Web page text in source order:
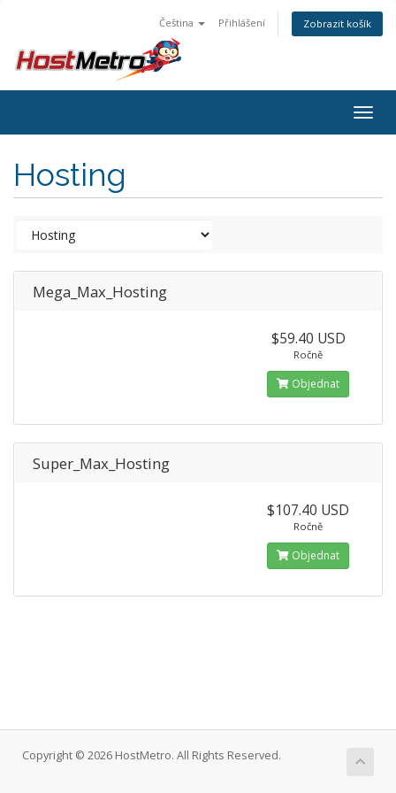
Čeština Přihlášení Zobrazit košík
Hosting
Mega_Max_Hosting
$59.40 USD
Ročně
Objednat
Super_Max_Hosting
$107.40 USD
Ročně
Objednat
Copyright © 2026 HostMetro. All Rights Reserved.